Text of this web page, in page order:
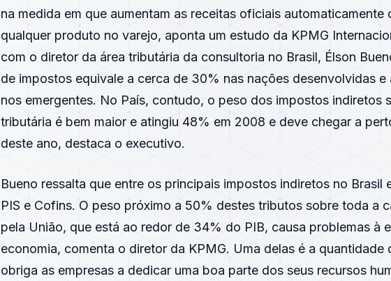
na medida em que aumentam as receitas oficiais automaticamente
qualquer produto no varejo, aponta um estudo da KPMG
com o diretor da área tributária da consultoria no Brasil, Élson
de impostos equivale a cerca de 30% nas nações desenvolvidas
nos emergentes. No País, contudo, o peso dos impostos indiretos
tributária é bem maior e atingiu 48% em 2008 e deve chegar a
deste ano, destaca o executivo.
Bueno ressalta que entre os principais impostos indiretos no Brasil
PIS e Cofins. O peso próximo a 50% destes tributos sobre toda a
pela União, que está ao redor de 34% do PIB, causa problemas à
economia, comenta o diretor da KPMG. Uma delas é a quantidade
obriga as empresas a dedicar uma boa parte dos seus recursos